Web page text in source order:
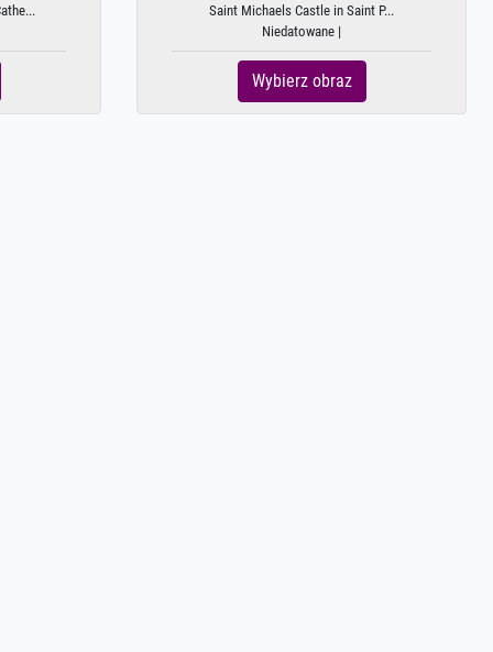
Saint Michaels Castle in Saint P...
Niedatowane |
Wybierz obraz